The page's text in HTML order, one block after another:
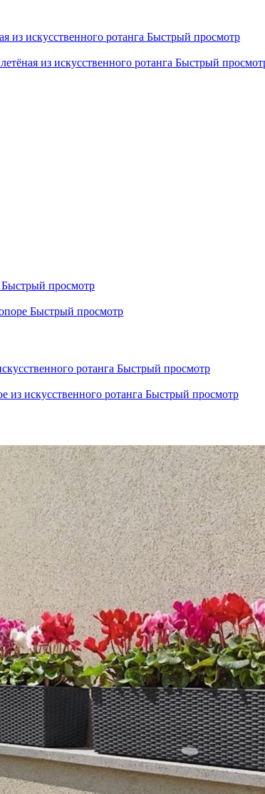
Быстрый просмотр
Быстрый
Быстрый просмотр
Быстрый просмотр
Быстрый просмотр
Быстрый просмотр